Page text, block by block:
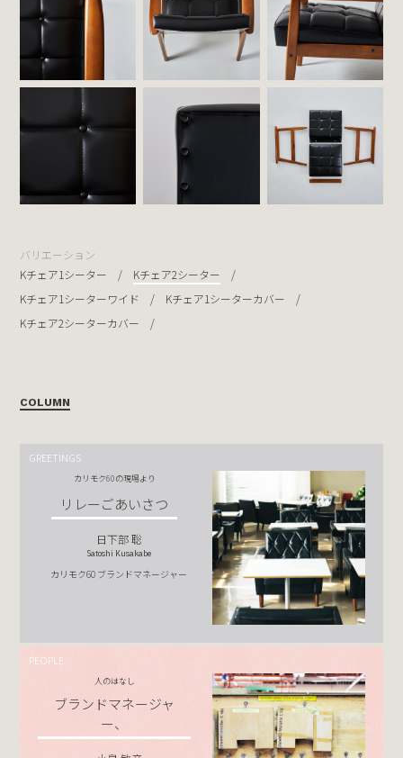
バリエーション
Kチェア1シーター
Kチェア2シーター
Kチェア1シーターワイド
Kチェア1シーターカバー
Kチェア2シーターカバー
COLUMN
GREETINGS
カリモク60の現場より
リレーごあいさつ
日下部 聡
Satoshi Kusakabe
カリモク60 ブランドマネージャー
PEOPLE
人のはなし
ブランドマネージャ
ー、